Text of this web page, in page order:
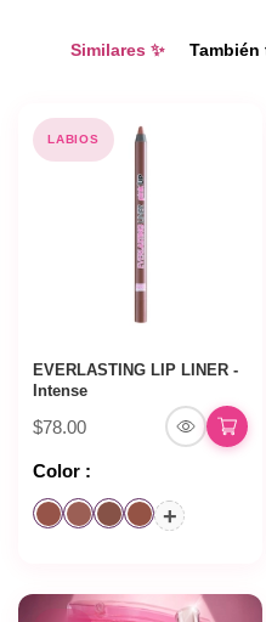
Similares ✨
LABIOS
EVERLASTING LIP LINER -
Intense
$78.00
Color :
+